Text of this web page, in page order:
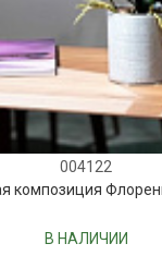
004122
композиция
В НАЛИЧИИ